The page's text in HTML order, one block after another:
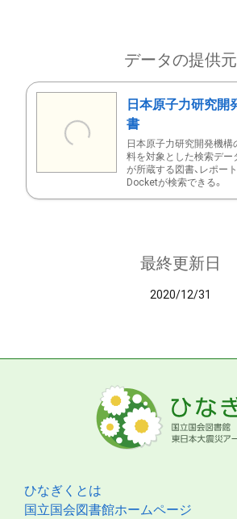
データの提供元
日本原子力研究開
書
日本原子力研究開発機構
料を対象とした検索デー
が所蔵する図書、レポート
Docketが検索できる。
最終更新日
2020/12/31
ひなぎくとは
国立国会図書館ホームページ